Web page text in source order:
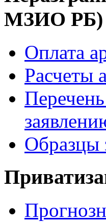
МЗИО РБ)
Оплата
Расчеты
Образцы